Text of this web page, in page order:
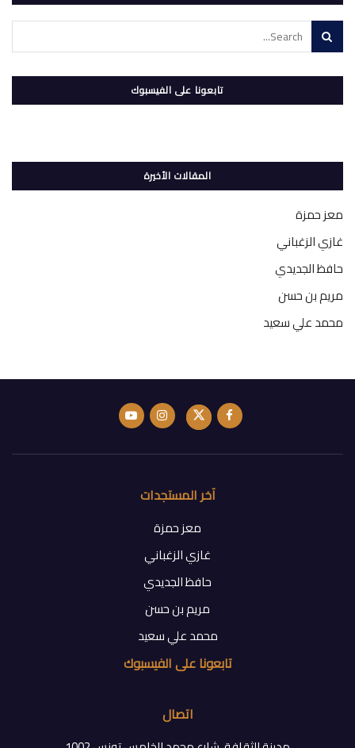
تابعونا على الفيسبوك
المقالات الأخيرة
معز حمزة
غازي الزغباني
حافظ الجديدي
مريم بن حسن
محمد علي سعيد
آخر المستجدات
معز حمزة
غازي الزغباني
حافظ الجديدي
مريم بن حسن
محمد علي سعيد
تابعونا على الفيسبوك
اتصال